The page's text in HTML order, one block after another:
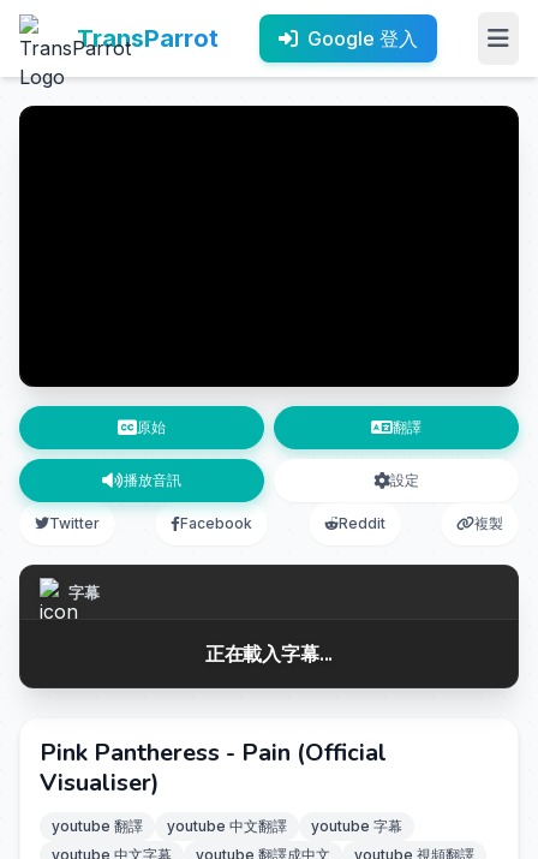
TransParrot Google 登入
原始 翻譯
播放音訊 設定
Twitter Facebook Reddit 複製
字幕
正在載入字幕...
Pink Pantheress - Pain (Official
Visualiser)
youtube 翻譯 youtube 中文翻譯
youtube 字幕
youtube 中文字幕
youtube 翻譯成中文
youtube 視頻翻譯